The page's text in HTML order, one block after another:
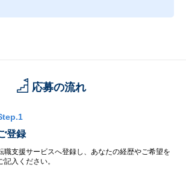
応募の流れ
登録
職支援サービスへ登録し、あなたの経歴やご希望を
記入ください。